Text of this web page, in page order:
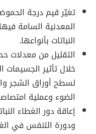
تغيّر قيم درجة
المعدنية السامة
النباتات بأنواعها.
التقليل من معدلات
خلال تأثير
لسطح أوراق الشجر
الضوء وعملية
إعاقة دور الغطاء
ودورة التنفس في